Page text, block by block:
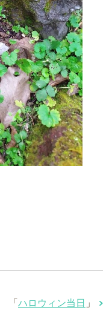
「 ハロウィン当日 」